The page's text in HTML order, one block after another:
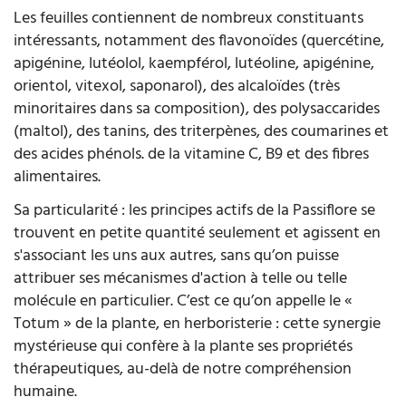
Les feuilles contiennent de nombreux constituants
intéressants, notamment des flavonoïdes (quercétine,
apigénine, lutéolol, kaempférol, lutéoline, apigénine,
orientol, vitexol, saponarol), des alcaloïdes (très
minoritaires dans sa composition), des polysaccarides
(maltol), des tanins, des triterpènes, des coumarines et
des acides phénols. de la vitamine C, B9 et des fibres
alimentaires.
Sa particularité : les principes actifs de la Passiflore se
trouvent en petite quantité seulement et agissent en
s'associant les uns aux autres, sans qu’on puisse
attribuer ses mécanismes d'action à telle ou telle
molécule en particulier. C’est ce qu’on appelle le «
Totum » de la plante, en herboristerie : cette synergie
mystérieuse qui confère à la plante ses propriétés
thérapeutiques, au-delà de notre compréhension
humaine.